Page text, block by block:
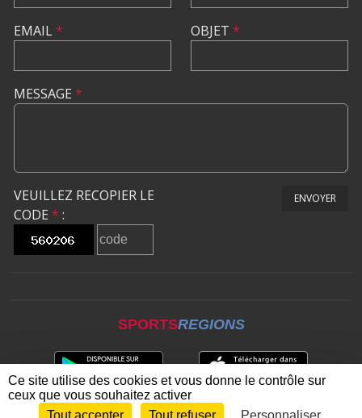
EMAIL* OBJET *
MESSAGE *
VEUILLEZ RECOPIER LE
CODE * :
ENVOYER
SPORTSREGIONS
Ce site utilise des cookies et vous donne le contrôle sur
ceux que vous souhaitez activer
Tout accepter
Tout refuser Personnaliser